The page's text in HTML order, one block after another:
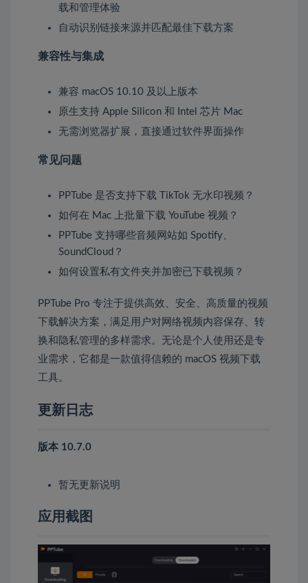
载和管理体验
自动识别链接来源并匹配最佳下载方案
兼容性与集成
兼容 macOS 10.10 及以上版本
原生支持 Apple Silicon 和 Intel 芯片 Mac
无需浏览器扩展，直接通过软件界面操作
常见问题
PPTube 是否支持下载 TikTok 无水印视频？
如何在 Mac 上批量下载 YouTube 视频？
PPTube 支持哪些音频网站如 Spotify、
SoundCloud？
如何设置私有文件夹并加密已下载视频？
PPTube Pro 专注于提供高效、安全、高质量的视频
下载解决方案，满足用户对网络视频内容保存、转
换和隐私管理的多样需求。无论是个人使用还是专
业需求，它都是一款值得信赖的 macOS 视频下载
工具。
更新日志
版本 10.7.0
暂无更新说明
应用截图